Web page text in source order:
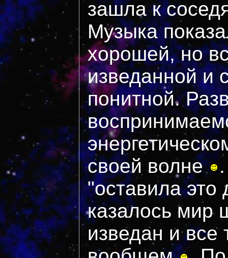
зашла к
Музыка
хорошей, но
изведанной и
понитной.
своей волне
"оставила это
казалось мир
изведан и все